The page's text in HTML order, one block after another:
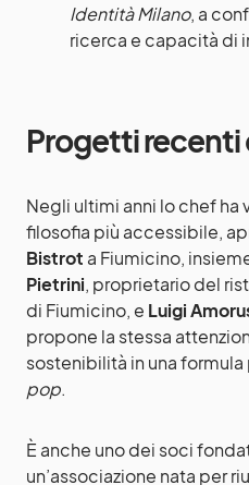
Identità Milano, a
ricerca e capacità di
Progetti recenti
Negli ultimi anni lo chef ha
filosofia più accessibile,
Bistrot a Fiumicino,
Pietrini, proprietario del
di Fiumicino, e Luigi
propone la stessa
sostenibilità in una
pop.
È anche uno dei soci
un’associazione nata per